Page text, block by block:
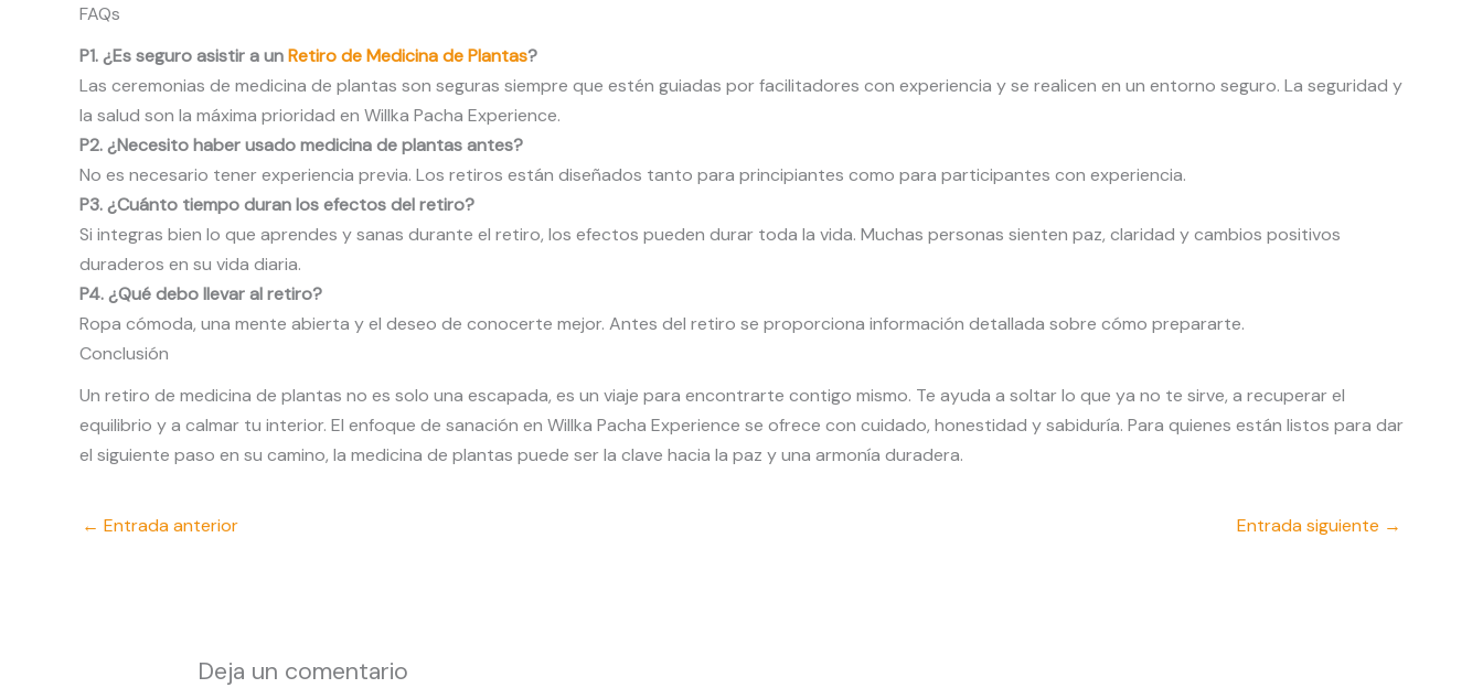
FAQs
P1. ¿Es seguro asistir a unRetiro de Medicina de Plantas?
Las ceremonias de medicina de plantas son seguras siempre que estén guiadas por facilitadores con experiencia y se realicen en un entorno seguro. La seguridad y
la salud son la máxima prioridad en Willka Pacha Experience.
P2. ¿Necesito haber usado medicina de plantas antes?
No es necesario tener experiencia previa. Los retiros están diseñados tanto para principiantes como para participantes con experiencia.
P3. ¿Cuánto tiempo duran los efectos del retiro?
Si integras bien lo que aprendes y sanas durante el retiro, los efectos pueden durar toda la vida. Muchas personas sienten paz, claridad y cambios positivos
duraderos en su vida diaria.
P4. ¿Qué debo llevar al retiro?
Ropa cómoda, una mente abierta y el deseo de conocerte mejor. Antes del retiro se proporciona información detallada sobre cómo prepararte.
Conclusión
Un retiro de medicina de plantas no es solo una escapada, es un viaje para encontrarte contigo mismo. Te ayuda a soltar lo que ya no te sirve, a recuperar el
equilibrio y a calmar tu interior. El enfoque de sanación en Willka Pacha Experience se ofrece con cuidado, honestidad y sabiduría. Para quienes están listos para dar
el siguiente paso en su camino, la medicina de plantas puede ser la clave hacia la paz y una armonía duradera.
← Entrada anterior Entrada siguiente →
Deja un comentario